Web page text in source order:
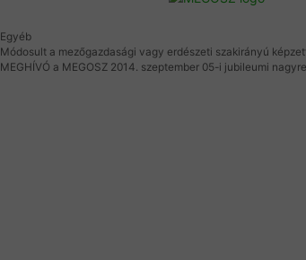
Kategória
Egyéb
Módosult a mezőgazdasági vagy erdészeti szakirányú
MEGHÍVÓ a MEGOSZ 2014. szeptember 05-i jubileumi